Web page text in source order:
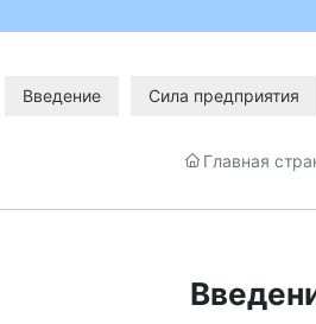
Введение Сила предприятия
Главная